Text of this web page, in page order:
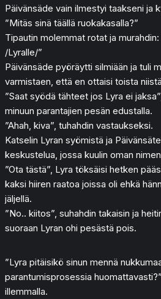
Päivänsäde vain ilmestyi taakseni ja
”Mitäs sinä täällä ruokakasalla?”
Tipautin molemmat rotat ja
/Lyralle/”
Päivänsäde pyöräytti silmiään ja tuli
varmistaen, että en ottaisi toista
”Saat syödä tähteet jos Lyra ei
minuun parantajien pesän edustalla.
”Ahah, kiva”, tuhahdin vastaukseksi.
Katselin Lyran syömistä ja
keskustelua, jossa kuulin oman
”Ota tästä”, Lyra töksäisi hetken
kaksi hiiren raatoa joissa oli ehkä
jäljellä.
”No.. kiitos”, suhahdin takaisin ja
suoraan Lyran ohi pesästä pois.
”Lyra pitäisikö sinun mennä
parantumisprosessia
illemmalla.